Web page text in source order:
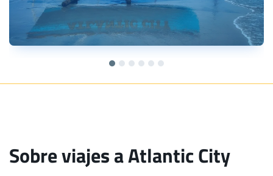
Sobre viajes a Atlantic City